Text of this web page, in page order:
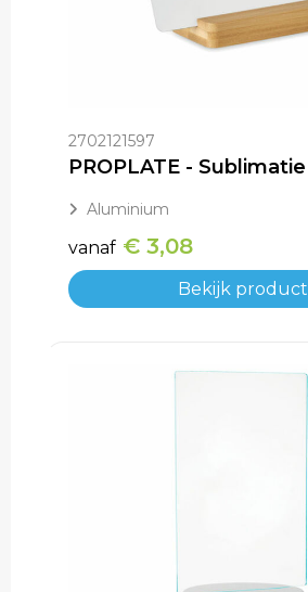
2702121597
Aluminium
vanaf € 3,08
Bekijk product